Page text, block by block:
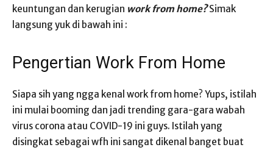
keuntungan dan kerugian work from home?Simak
langsung yuk di bawah ini :
Pengertian Work From Home
Siapa sih yang ngga kenal work from home? Yups, istilah
ini mulai booming dan jadi trending gara-gara wabah
virus corona atau COVID-19 ini guys. Istilah yang
disingkat sebagai wfh ini sangat dikenal banget buat